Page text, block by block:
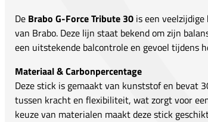
De Brabo G-Force Tribute 30 is een
van Brabo. Deze lijn staat bekend om zijn
een uitstekende balcontrole en gevoel tijdens
Materiaal & Carbonpercentage
Deze stick is gemaakt van kunststof en bevat
tussen kracht en flexibiliteit, wat zorgt voor
keuze van materialen maakt deze stick